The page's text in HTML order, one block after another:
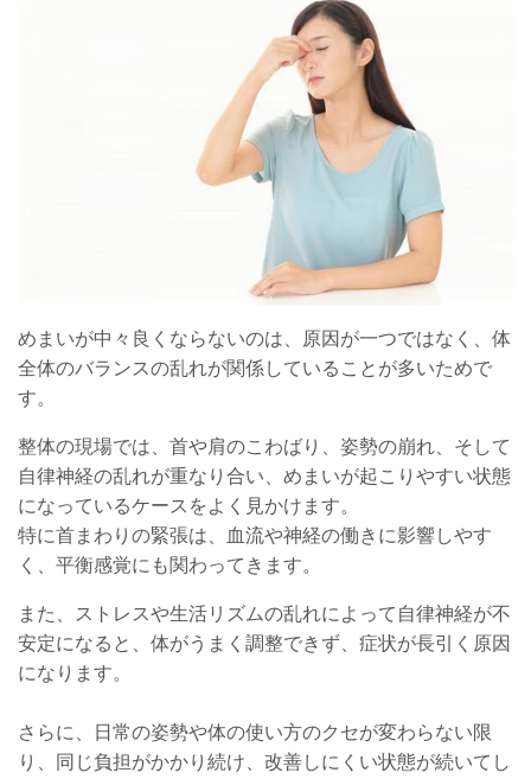
めまいが中々良くならないのは、原因が一つではなく、体
全体のバランスの乱れが関係していることが多いためで
す。
整体の現場では、首や肩のこわばり、姿勢の崩れ、そして
自律神経の乱れが重なり合い、めまいが起こりやすい状態
になっているケースをよく見かけます。
特に首まわりの緊張は、血流や神経の働きに影響しやす
く、平衡感覚にも関わってきます。
また、ストレスや生活リズムの乱れによって自律神経が不
安定になると、体がうまく調整できず、症状が長引く原因
になります。
さらに、日常の姿勢や体の使い方のクセが変わらない限
り、同じ負担がかかり続け、改善しにくい状態が続いてし